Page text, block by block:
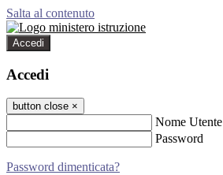
Salta al contenuto
Accedi
Accedi
button close ×
Nome Utente
Password
Password dimenticata?